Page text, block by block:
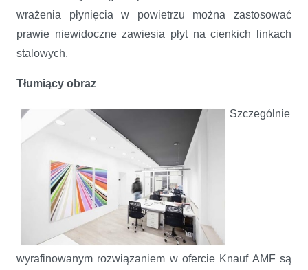
wrażenia płynięcia w powietrzu można zastosować
prawie niewidoczne zawiesia płyt na cienkich linkach
stalowych.
Tłumiący obraz
Szczególnie
wyrafinowanym rozwiązaniem w ofercie Knauf AMF są